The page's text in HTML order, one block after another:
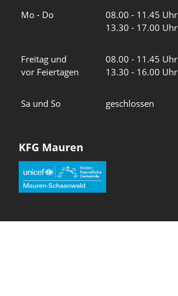
Mo - Do
08.00 - 11.45 Uhr
13.30 - 17.00 Uhr
Freitag und
vor Feiertagen
08.00 - 11.45 Uhr
13.30 - 16.00 Uhr
Sa und So geschlossen
KFG Mauren